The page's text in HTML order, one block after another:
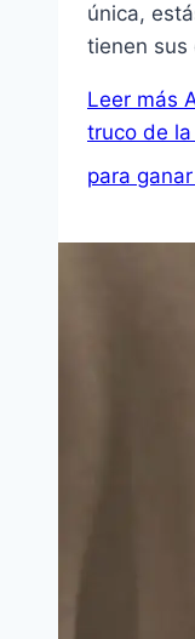
única,
tienen sus
Leer más
truco de
para